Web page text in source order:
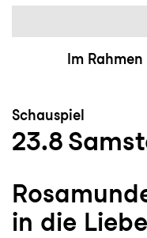
Im
Schauspiel
23.8
in die Liebe